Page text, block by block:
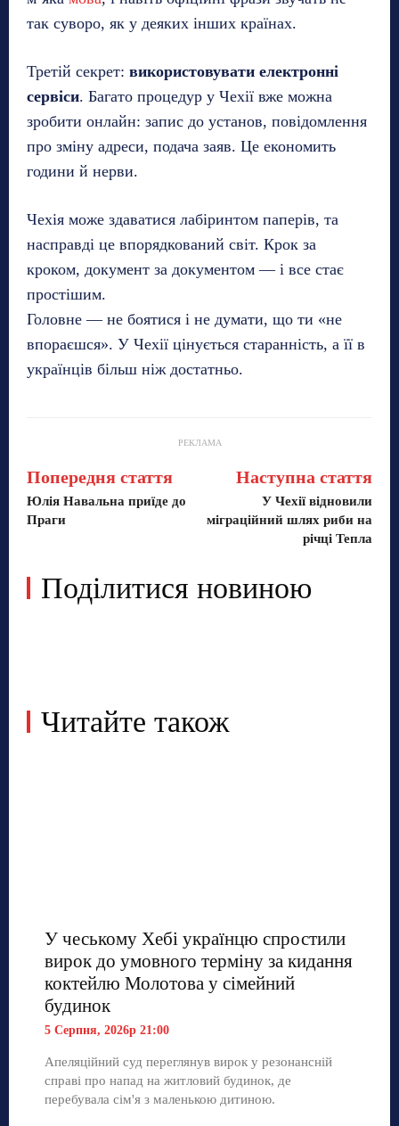
так суворо, як у деяких інших країнах.
Третій секрет: використовувати електронні
сервіси. Багато процедур у Чехії вже можна
зробити онлайн: запис до установ, повідомлення
про зміну адреси, подача заяв. Це економить
години й нерви.
Чехія може здаватися лабіринтом паперів, та
насправді це впорядкований світ. Крок за
кроком, документ за документом — і все стає
простішим.
Головне — не боятися і не думати, що ти «не
впораєшся». У Чехії цінується старанність, а її в
українців більш ніж достатньо.
РЕКЛАМА
Попередня стаття
Юлія Навальна приїде до
Праги
Наступна стаття
У Чехії відновили
міграційний шлях риби на
річці Тепла
Поділитися новиною
Читайте також
У чеському Хебі українцю спростили
вирок до умовного терміну за кидання
коктейлю Молотова у сімейний
будинок
5 Серпня, 2026р 21:00
Апеляційний суд переглянув вирок у резонансній
справі про напад на житловий будинок, де
перебувала сім'я з маленькою дитиною.